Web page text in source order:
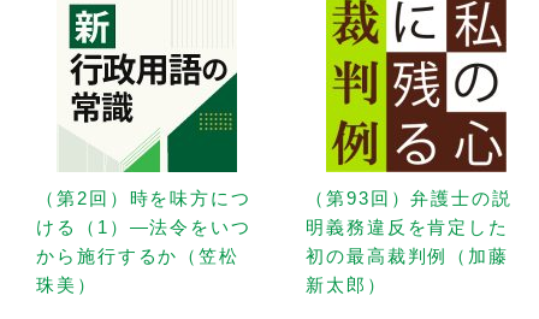
（第2回）時を味方につ
ける（1）—法令をいつ
から施行するか（笠松
珠美）
（第93回）弁護士の説
明義務違反を肯定した
初の最高裁判例（加藤
新太郎）